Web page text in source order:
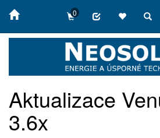
0
Aktualizace
3.6x